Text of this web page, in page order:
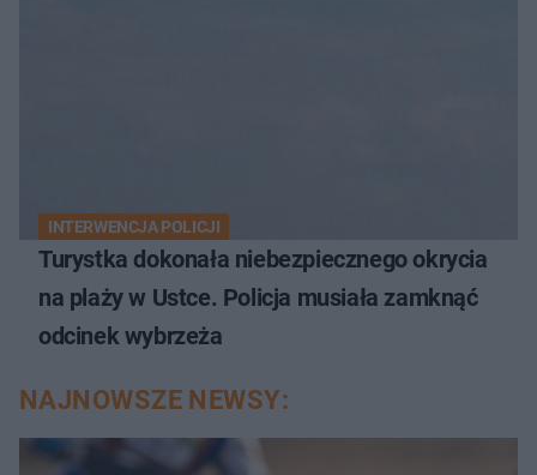
INTERWENCJA POLICJI
Turystka dokonała niebezpiecznego okrycia
na plaży w Ustce. Policja musiała zamknąć
odcinek wybrzeża
NAJNOWSZE NEWSY: